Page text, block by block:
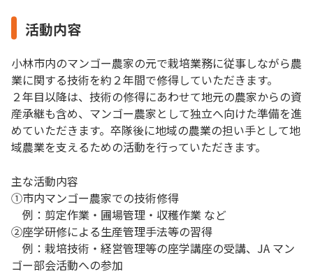
活動内容
小林市内のマンゴー農家の元で栽培業務に従事しながら農
業に関する技術を約２年間で修得していただきます。
２年目以降は、技術の修得にあわせて地元の農家からの資
産承継も含め、マンゴー農家として独立へ向けた準備を進
めていただきます。卒隊後に地域の農業の担い手として地
域農業を支えるための活動を行っていただきます。
主な活動内容
①市内マンゴー農家での技術修得
例：剪定作業・圃場管理・収穫作業 など
②座学研修による生産管理手法等の習得
例：栽培技術・経営管理等の座学講座の受講、JA マン
ゴー部会活動への参加